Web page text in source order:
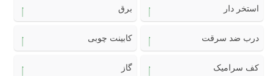
استخر دار برق
درب ضد سرقت کابینت چوبی
کف سرامیک گاز